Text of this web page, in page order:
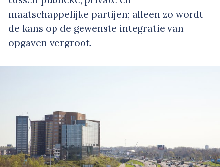
maatschappelijke partijen; alleen zo wordt
de kans op de gewenste integratie van
opgaven vergroot.